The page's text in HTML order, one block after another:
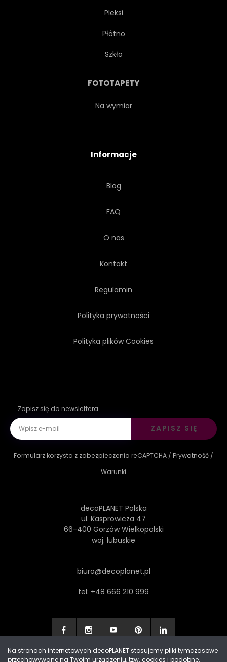
Pleksi
Płótno
Szkło
FOTOTAPETY
Na wymiar
Informacje
Blog
FAQ
O nas
Kontakt
Regulamin
Polityka prywatności
Polityka plików Cookies
Zapisz się do newslettera
ZAPISZ SIĘ
Formularz korzysta z zabezpieczenia reCAPTCHA / Prywatność /
Warunki
decoPLANET Polska
ul. Kasprowicza 47
66-400 Gorzów Wielkopolski
woj. lubuskie
biuro@decoplanet.pl
tel: +48 666 210 999
Na stronach internetowych decoPLANET stosujemy pliki tymczasowe
przechowywane na Twoim urządzeniu, tzw. cookies i podobne.